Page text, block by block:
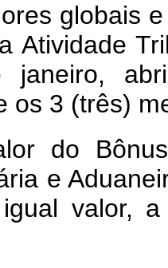
globais
Atividade
janeiro,
os 3 (três)
do
e
valor,